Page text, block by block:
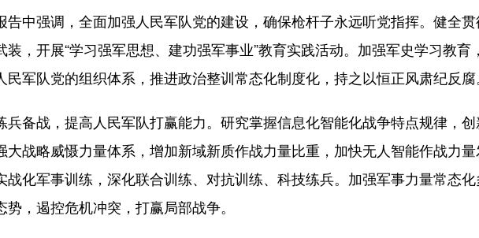
中强调，全面加强人民军队党的建设，确保枪杆子永远听党指挥。健全
装，开展“学习强军思想、建功强军事业”教育实践活动。加强军史学习教
民军队党的组织体系，推进政治整训常态化制度化，持之以恒正风肃纪反
备战，提高人民军队打赢能力。研究掌握信息化智能化战争特点规律，
大战略威慑力量体系，增加新域新质作战力量比重，加快无人智能作战力
战化军事训练，深化联合训练、对抗训练、科技练兵。加强军事力量常态
，遏控危机冲突，打赢局部战争。